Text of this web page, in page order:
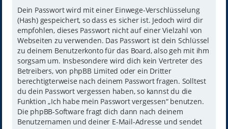
Dein Passwort wird mit einer Einwege-Verschlüsselung
(Hash) gespeichert, so dass es sicher ist. Jedoch wird dir
empfohlen, dieses Passwort nicht auf einer Vielzahl von
Webseiten zu verwenden. Das Passwort ist dein Schlüssel
zu deinem Benutzerkonto für das Board, also geh mit ihm
sorgsam um. Insbesondere wird dich kein Vertreter des
Betreibers, von phpBB Limited oder ein Dritter
berechtigterweise nach deinem Passwort fragen. Solltest
du dein Passwort vergessen haben, so kannst du die
Funktion „Ich habe mein Passwort vergessen“ benutzen.
Die phpBB-Software fragt dich dann nach deinem
Benutzernamen und deiner E-Mail-Adresse und sendet